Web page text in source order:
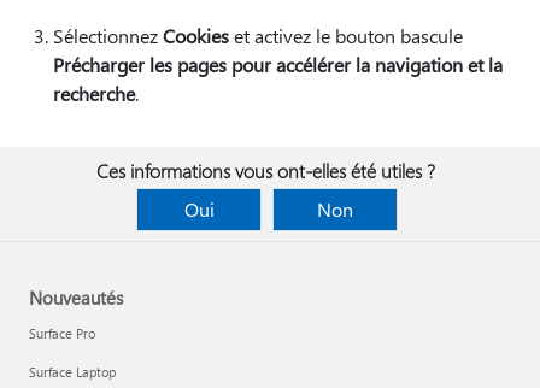
SélectionnezCookieset activez le bouton bascule
Précharger les pages pour accélérer la navigation et la
recherche.
Ces informations vous ont-elles été utiles ?
Oui
Non
Nouveautés
Surface Pro
Surface Laptop